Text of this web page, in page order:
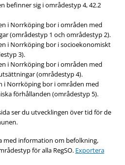
befinner sig i områdestyp 4, 42.2
i Norrköping bor i områden med
(områdestyp 1 och områdestyp 2).
i Norrköping bor i socioekonomiskt
3).
i Norrköping bor i områden med
(områdestyp 4).
i Norrköping bor i områden med
förhållanden (områdestyp 5).
ser du utvecklingen över tid för de
med information om befolkning,
för alla RegSO. Exportera